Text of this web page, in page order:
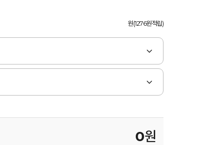
원(1276원적립)
0원